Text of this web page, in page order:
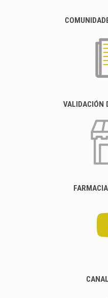
VALIDACIÓN